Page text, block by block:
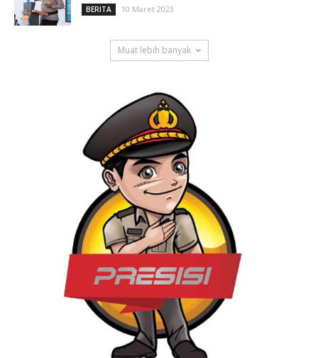
BERITA 10 Maret 2023
Muat lebih banyak